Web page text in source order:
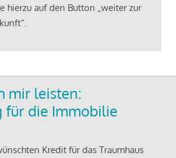
hierzu auf den Button „weiter zur
mir leisten:
für die Immobilie
Kredit für das Traumhaus